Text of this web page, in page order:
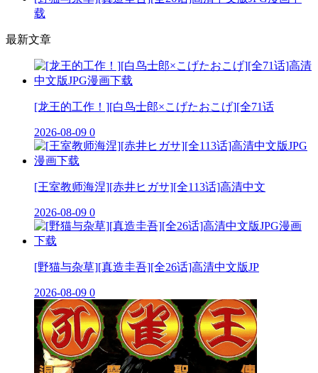
载
最新文章
[龙王的工作！][白鸟士郎×こげたおこげ][全71话
2026-08-09 0
[王室教师海涅][赤井ヒガサ][全113话]高清中文
2026-08-09 0
[野猫与杂草][真造圭吾][全26话]高清中文版JP
2026-08-09 0